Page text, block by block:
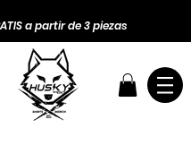
a partir de 3 piezas